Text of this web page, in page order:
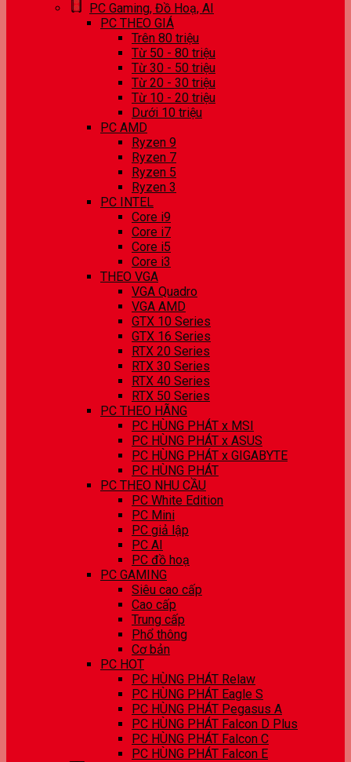
PC Gaming, Đồ Hoạ, AI
PC THEO GIÁ
Trên 80 triệu
Từ 50 - 80 triệu
Từ 30 - 50 triệu
Từ 20 - 30 triệu
Từ 10 - 20 triệu
Dưới 10 triệu
PC AMD
Ryzen 9
Ryzen 7
Ryzen 5
Ryzen 3
PC INTEL
Core i9
Core i7
Core i5
Core i3
THEO VGA
VGA Quadro
VGA AMD
GTX 10 Series
GTX 16 Series
RTX 20 Series
RTX 30 Series
RTX 40 Series
RTX 50 Series
PC THEO HÃNG
PC HÙNG PHÁT x MSI
PC HÙNG PHÁT x ASUS
PC HÙNG PHÁT x GIGABYTE
PC HÙNG PHÁT
PC THEO NHU CẦU
PC White Edition
PC Mini
PC giả lập
PC AI
PC đồ hoạ
PC GAMING
Siêu cao cấp
Cao cấp
Trung cấp
Phổ thông
Cơ bản
PC HOT
PC HÙNG PHÁT Relaw
PC HÙNG PHÁT Eagle S
PC HÙNG PHÁT Pegasus A
PC HÙNG PHÁT Falcon D Plus
PC HÙNG PHÁT Falcon C
PC HÙNG PHÁT Falcon E